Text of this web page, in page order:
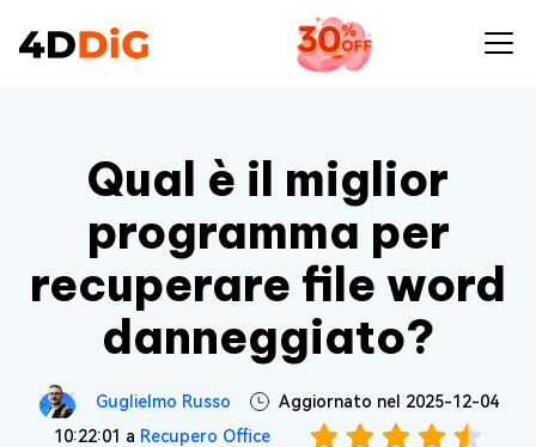
Qual è il miglior
programma per
recuperare file word
danneggiato?
Guglielmo Russo
Aggiornato nel 2025-12-04
10:22:01 a Recupero Office